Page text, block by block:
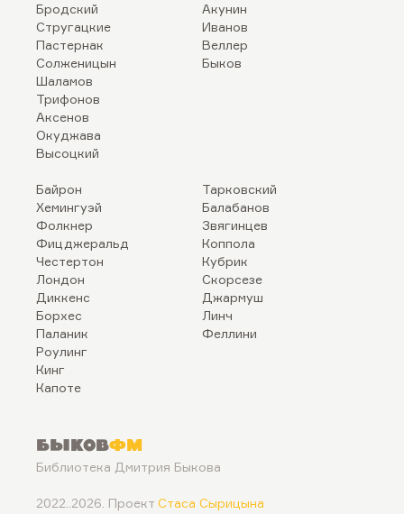
Бродский
Стругацкие
Пастернак
Солженицын
Шаламов
Трифонов
Аксенов
Окуджава
Высоцкий
Акунин
Иванов
Веллер
Быков
Байрон
Хемингуэй
Фолкнер
Фицджеральд
Честертон
Лондон
Диккенс
Борхес
Паланик
Роулинг
Кинг
Капоте
Тарковский
Балабанов
Звягинцев
Коппола
Кубрик
Скорсезе
Джармуш
Линч
Феллини
БыковФМ
Библиотека Дмитрия Быкова
2022..2026. Проект Стаса Сырицына